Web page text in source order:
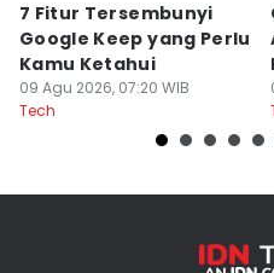
7 Fitur Tersembunyi
Google Keep yang Perlu
Kamu Ketahui
09 Agu 2026, 07:20 WIB
Tech